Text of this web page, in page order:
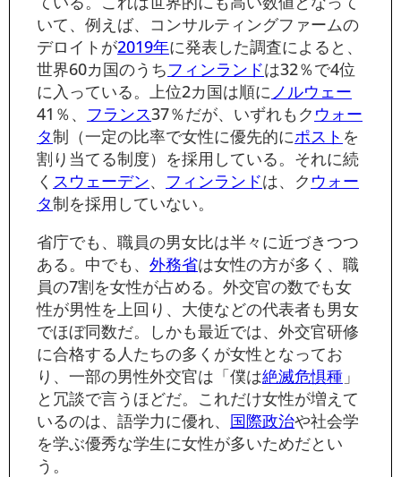
いて、例えば、コンサルティングファームの
デロイトが2019年に発表した調査によると、
世界60カ国のうちフィンランドは32％で4位
に入っている。上位2カ国は順にノルウェー
41％、 フランス37％だが、いずれもク ウォー
タ制（一定の比率で女性に優先的にポスト を
割り当てる制度）を採用している。それに続
く スウェーデン、 フィンランドは、ク ウォー
タ制を採用していない。
省庁でも、職員の男女比は半々に近づきつつ
ある。中でも、 外務省は女性の方が多く、職
員の7割を女性が占める。外交官の数でも女
性が男性を上回り、大使などの代表者も男女
でほぼ同数だ。しかも最近では、外交官研修
に合格する人たちの多くが女性となってお
り、一部の男性外交官は「僕は絶滅危惧種 」
と冗談で言うほどだ。これだけ女性が増えて
いるのは、語学力に優れ、 国際政治や社会学
を学ぶ優秀な学生に女性が多いためだとい
う。